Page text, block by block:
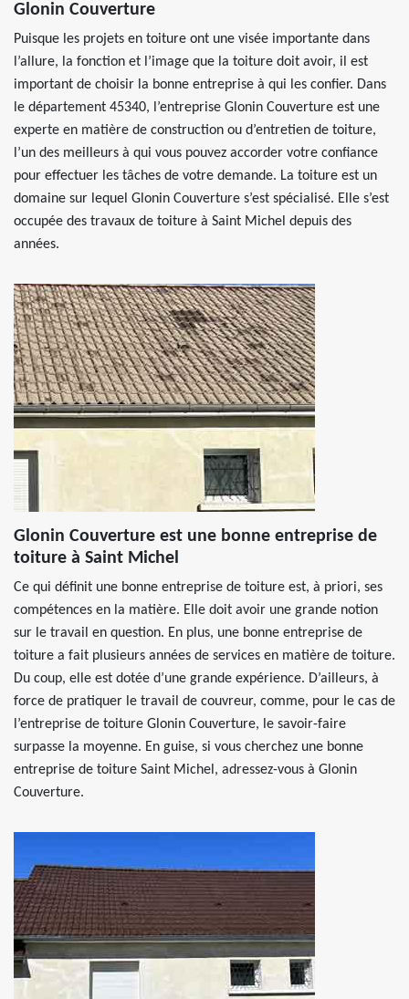
Glonin Couverture
Puisque les projets en toiture ont une visée importante dans
l’allure, la fonction et l’image que la toiture doit avoir, il est
important de choisir la bonne entreprise à qui les confier. Dans
le département 45340, l’entreprise Glonin Couverture est une
experte en matière de construction ou d’entretien de toiture,
l’un des meilleurs à qui vous pouvez accorder votre confiance
pour effectuer les tâches de votre demande. La toiture est un
domaine sur lequel Glonin Couverture s’est spécialisé. Elle s’est
occupée des travaux de toiture à Saint Michel depuis des
années.
Glonin Couverture est une bonne entreprise de
toiture à Saint Michel
Ce qui définit une bonne entreprise de toiture est, à priori, ses
compétences en la matière. Elle doit avoir une grande notion
sur le travail en question. En plus, une bonne entreprise de
toiture a fait plusieurs années de services en matière de toiture.
Du coup, elle est dotée d’une grande expérience. D’ailleurs, à
force de pratiquer le travail de couvreur, comme, pour le cas de
l’entreprise de toiture Glonin Couverture, le savoir-faire
surpasse la moyenne. En guise, si vous cherchez une bonne
entreprise de toiture Saint Michel, adressez-vous à Glonin
Couverture.